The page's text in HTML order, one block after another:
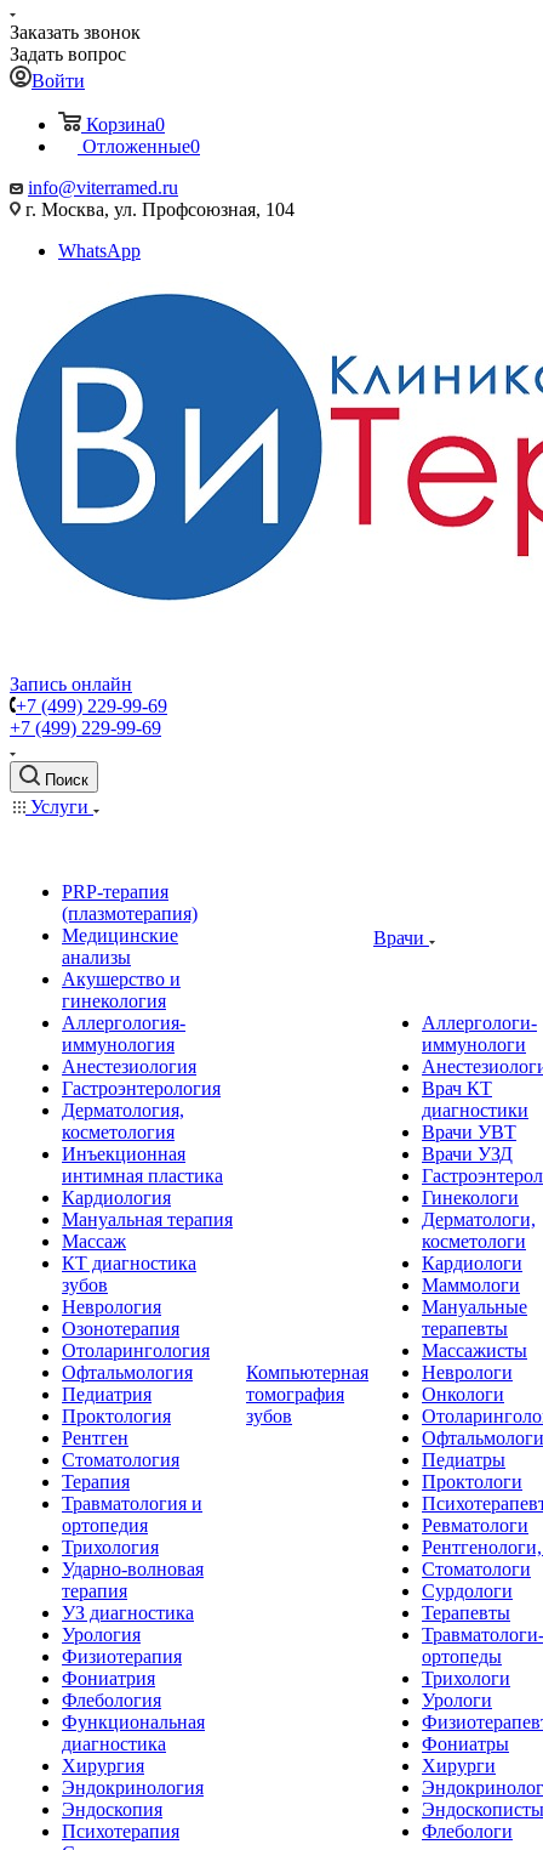
Заказать звонок
Задать вопрос
Войти
Корзина0
Отложенные0
info@viterramed.ru
г. Москва, ул. Профсоюзная, 104
WhatsApp
Запись онлайн
+7 (499) 229-99-69
+7 (499) 229-99-69
Поиск
Услуги
PRP-терапия
(плазмотерапия)
Медицинские
анализы
Акушерство и
гинекология
Аллергология-
иммунология
Анестезиология
Гастроэнтерология
Дерматология,
косметология
Инъекционная
интимная пластика
Кардиология
Мануальная терапия
Массаж
КТ диагностика
зубов
Неврология
Озонотерапия
Отоларингология
Офтальмология
Педиатрия
Проктология
Рентген
Стоматология
Терапия
Травматология и
ортопедия
Трихология
Ударно-волновая
терапия
УЗ диагностика
Урология
Физиотерапия
Фониатрия
Флебология
Функциональная
диагностика
Хирургия
Эндокринология
Эндоскопия
Психотерапия
Компьютерная
томография
зубов
Врачи
Аллергологи-
иммунологи
Врач КТ
диагностики
Врачи УВТ
Врачи УЗД
Гинекологи
Дерматологи,
косметологи
Кардиологи
Маммологи
Мануальные
терапевты
Массажисты
Неврологи
Онкологи
Офтальмологи
Педиатры
Проктологи
Ревматологи
Стоматологи
Сурдологи
Терапевты
Травматологи-
ортопеды
Трихологи
Урологи
Фониатры
Хирурги
Эндоскописты
Флебологи